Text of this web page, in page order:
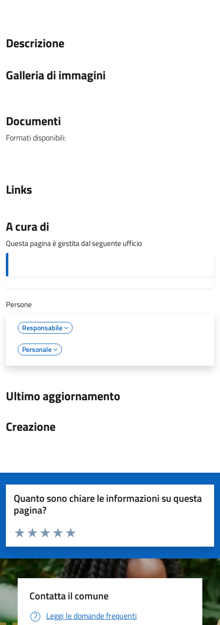
Descrizione
Galleria di immagini
Documenti
Formati disponibili:
Links
A cura di
Questa pagina è gestita dal seguente ufficio
Persone
Responsabile
Personale
Ultimo aggiornamento
Creazione
Quanto sono chiare le informazioni su questa
pagina?
Valuta da 1 a 5 stelle la pagina
Valuta 5 stelle su 5
Valuta 4 stelle su 5
Valuta 3 stelle su 5
Valuta 2 stelle su 5
Valuta 1 stelle su 5
Contatta il comune
Leggi le domande frequenti